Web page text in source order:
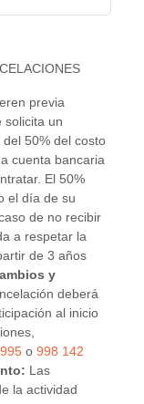
previa
solicita un
50% del costo
cuenta bancaria
El 50%
el día de su
de no recibir
a respetar la
de 3 años
y
deberá
al inicio
o 998 142
Las
la actividad